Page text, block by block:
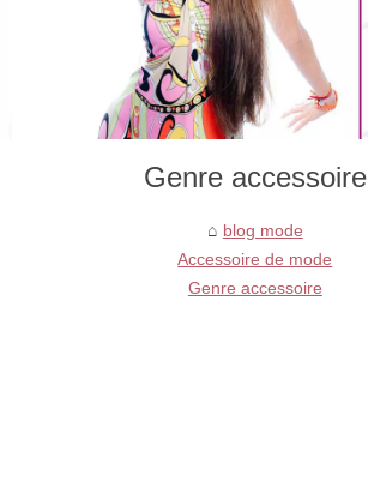
Genre accessoire
blog mode
Accessoire de mode
Genre accessoire